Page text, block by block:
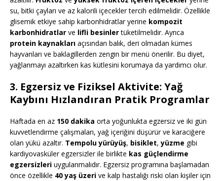
su, bitki çayları ve az kalorili içecekler tercih edilmelidir. Özellikle
glisemik etkiye sahip karbonhidratlar yerine kompozit
karbonhidratlar ve lifli besinlertüketilmelidir. Ayrıca
protein kaynakları açısından balık, deri olmadan kümes
hayvanları ve baklagillerden zengin bir menü önerilir. Bu diyet,
yağlanmayı azaltırken kas kütlesini korumaya da yardımcı olur.
3. Egzersiz ve Fiziksel Aktivite: Yağ
Kaybını Hızlandıran Pratik Programlar
Haftada en az 150 dakika orta yoğunlukta egzersiz ve iki gün
kuvvetlendirme çalışmaları, yağ içeriğini düşürür ve karaciğere
olan yükü azaltır. Tempolu yürüyüş, bisiklet,yüzme gibi
kardiyovasküler egzersizler ile birlikte kas güçlendirme
egzersizleri uygulanmalıdır. Egzersiz programına başlamadan
önce özellikle 40 yaş üzeri ve kalp hastalığı riski olan kişiler için